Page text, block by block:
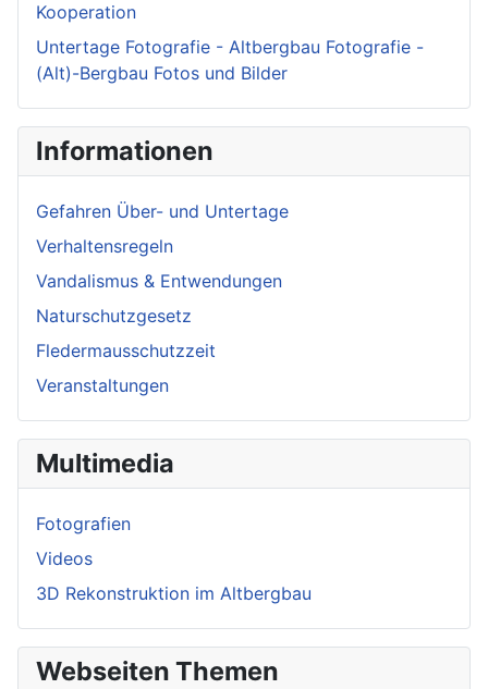
Kooperation
Untertage Fotografie - Altbergbau Fotografie -
(Alt)-Bergbau Fotos und Bilder
Informationen
Gefahren Über- und Untertage
Verhaltensregeln
Vandalismus & Entwendungen
Naturschutzgesetz
Fledermausschutzzeit
Veranstaltungen
Multimedia
Fotografien
Videos
3D Rekonstruktion im Altbergbau
Webseiten Themen